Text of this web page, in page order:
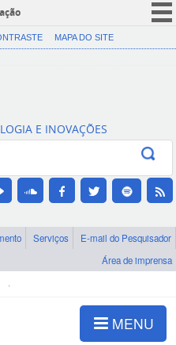
CORONAVÍRUS (COVID-19)
Canais
MAPA DO SITE
E INOVAÇÕES
Serviços
E-mail do Pesquisador
Área de imprensa
MENU